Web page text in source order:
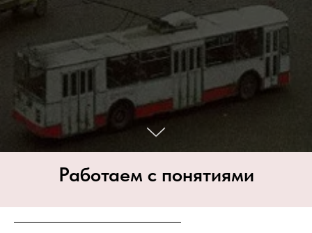
Работаем с понятиями